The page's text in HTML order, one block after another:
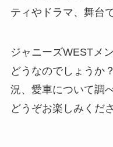
ティやドラマ、舞台
ジャニーズWESTメ
どうなのでしょうか
況、愛車について調
どうぞお楽しみくだ